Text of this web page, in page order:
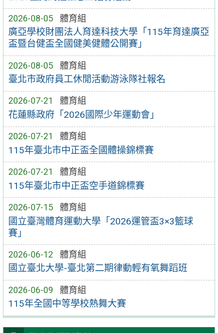
2026-08-05 體育組
廣亞學校財團法人育達科技大學「115年育達廣亞
盃暨台健盃全國健美健體公開賽」
2026-08-05 體育組
臺北市政府員工休閒活動游泳隊社報名
2026-07-21 體育組
花蓮縣政府「2026國際少年運動會」
2026-07-21 體育組
115年臺北市中正盃全國體操錦標賽
2026-07-21 體育組
115年臺北市中正盃空手道錦標賽
2026-07-15 體育組
國立臺灣體育運動大學「2026運管盃3×3籃球
賽」
2026-06-12 體育組
國立臺北大學-臺北第二期律動輕有氧舞蹈班
2026-06-09 體育組
115年全國中等學校熱舞大賽